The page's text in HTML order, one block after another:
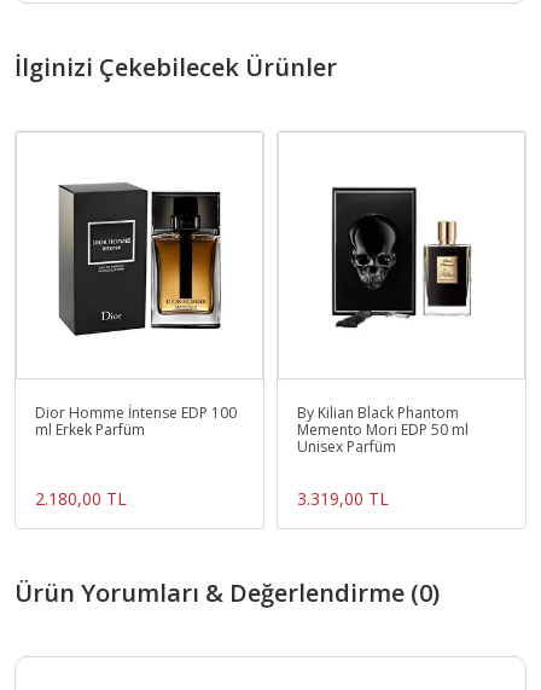
İlginizi Çekebilecek Ürünler
Dior Homme İntense EDP 100
ml Erkek Parfüm
2.180,00 TL
By Kilian Black Phantom
Memento Mori EDP 50 ml
Unisex Parfüm
3.319,00 TL
Ürün Yorumları & Değerlendirme (0)